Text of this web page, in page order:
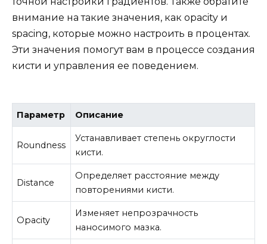
внимание на такие значения, как opacity и
spacing, которые можно настроить в процентах.
Эти значения помогут вам в процессе создания
кисти и управления ее поведением.
Параметр Описание
Roundness
Устанавливает степень округлости
кисти.
Distance
Определяет расстояние между
повторениями кисти.
Opacity
Изменяет непрозрачность
наносимого мазка.